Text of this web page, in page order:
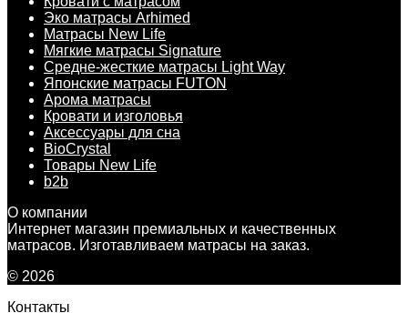
Эко матрасы Arhimed
Матрасы New Life
Мягкие матрасы Signature
Средне-жесткие матрасы Light Way
Японские матрасы FUTON
Арома матрасы
Кровати и изголовья
Аксессуары для сна
BioCrystal
Товары New Life
b2b
О компании
Интернет магазин премиальных и качественных
матрасов. Изготавливаем матрасы на заказ.
© 2026
Контакты